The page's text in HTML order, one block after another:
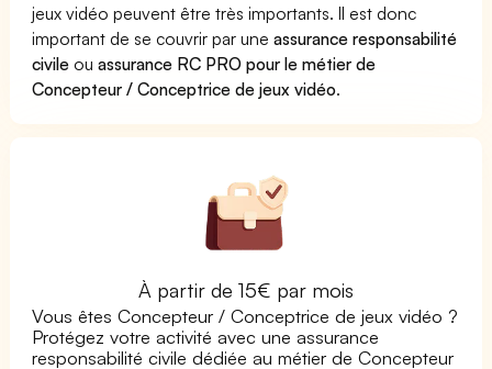
jeux vidéo peuvent être très importants. Il est donc
important de se couvrir par uneassurance responsabilité
civile ouassurance RC PRO pour le métier de
Concepteur / Conceptrice de jeux vidéo.
À partir de 15€ par mois
Vous êtes Concepteur / Conceptrice de jeux vidéo ?
Protégez votre activité avec une assurance
responsabilité civile dédiée au métier de Concepteur